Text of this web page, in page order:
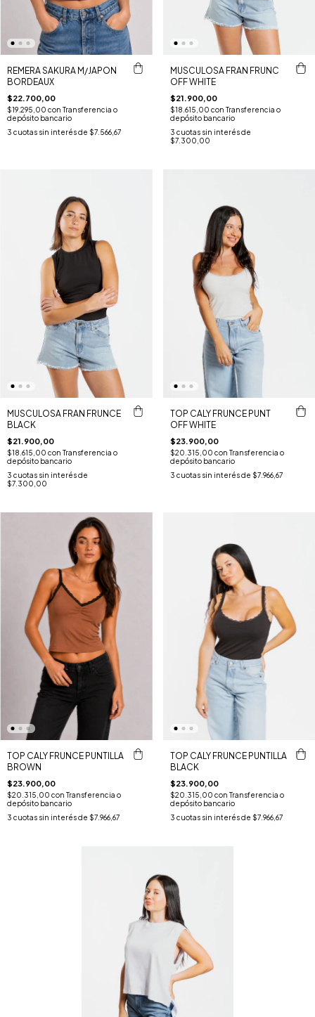
REMERA SAKURA M/JAPON
BORDEAUX
$22.700,00
$19.295,00 con Transferencia o
depósito bancario
3 cuotas sin interés de $7.566,67
MUSCULOSA FRAN FRUNC
OFF WHITE
$21.900,00
$18.615,00 con Transferencia o
depósito bancario
3 cuotas sin interés de
$7.300,00
MUSCULOSA FRAN FRUNCE
BLACK
$21.900,00
$18.615,00 con Transferencia o
depósito bancario
3 cuotas sin interés de
$7.300,00
TOP CALY FRUNCE PUNT
OFF WHITE
$23.900,00
$20.315,00 con Transferencia o
depósito bancario
3 cuotas sin interés de $7.966,67
TOP CALY FRUNCE PUNTILLA
BROWN
$23.900,00
$20.315,00 con Transferencia o
depósito bancario
3 cuotas sin interés de $7.966,67
TOP CALY FRUNCE PUNTILLA
BLACK
$23.900,00
$20.315,00 con Transferencia o
depósito bancario
3 cuotas sin interés de $7.966,67